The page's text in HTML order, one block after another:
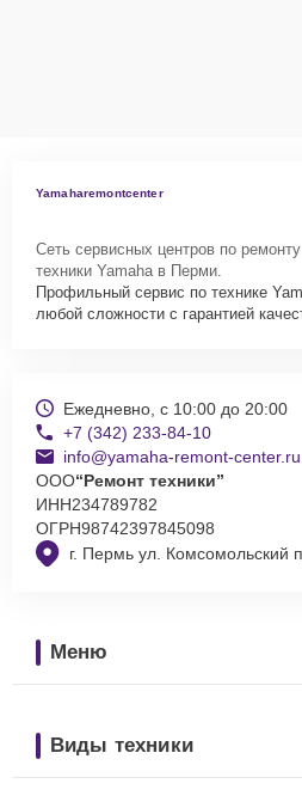
Yamaharemontcenter
Сеть сервисных центров по ремонту
техники Yamaha в Перми.
Профильный сервис по технике
любой сложности с гарантией
г. Пермь ул. Комсомольский
Ежедневно, с 10:00 до 20:00
+7 (342) 233-84-10
info@yamaha-remont-center.ru
ООО“Ремонт техники”
ИНН234789782
ОГРН98742397845098
Меню
Виды техники